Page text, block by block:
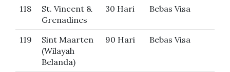
118
St. Vincent &
Grenadines
30 Hari Bebas Visa
119
Sint Maarten
(Wilayah
Belanda)
90 Hari Bebas Visa